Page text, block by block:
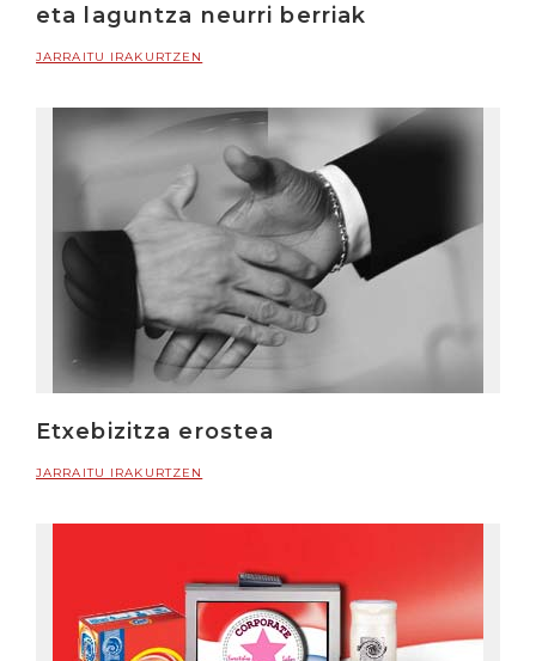
eta laguntza neurri berriak
JARRAITU IRAKURTZEN
Etxebizitza erostea
JARRAITU IRAKURTZEN